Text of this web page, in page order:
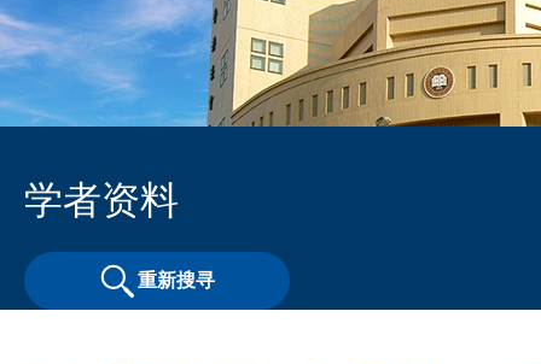
学者资料
重新搜寻